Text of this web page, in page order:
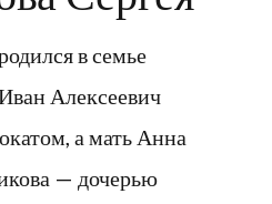
в семье
Алексеевич
а мать Анна
— дочерью